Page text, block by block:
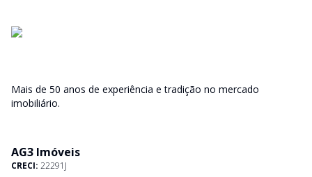
Mais de 50 anos de experiência e tradição no mercado
imobiliário.
AG3 Imóveis
CRECI: 22291J